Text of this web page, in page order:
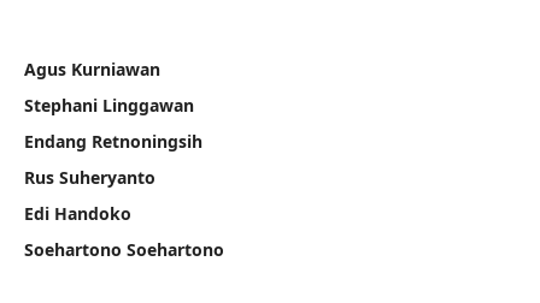
Agus Kurniawan
Stephani Linggawan
Endang Retnoningsih
Rus Suheryanto
Edi Handoko
Soehartono Soehartono